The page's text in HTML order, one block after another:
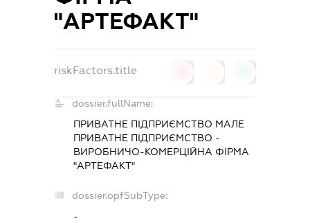
"АРТЕФАКТ"
riskFactors.title
dossier.fullName:
ПРИВАТНЕ ПІДПРИЄМСТВО МАЛЕ
ПРИВАТНЕ ПІДПРИЄМСТВО -
ВИРОБНИЧО-КОМЕРЦІЙНА ФІРМА
"АРТЕФАКТ"
dossier.opfSubType:
-